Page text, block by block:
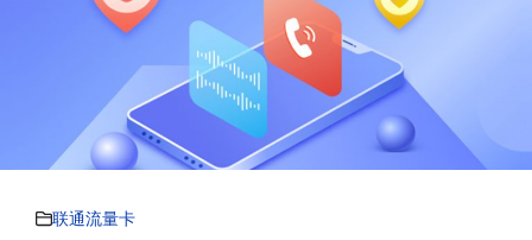
联通流量卡